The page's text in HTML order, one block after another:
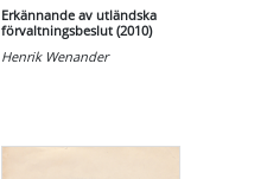
Erkännande av utländska
förvaltningsbeslut (2010)
Henrik Wenander